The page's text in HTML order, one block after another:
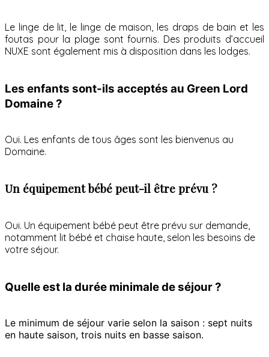
Le linge de lit, le linge de maison, les draps de bain et les
foutas pour la plage sont fournis. Des produits d’accueil
NUXE sont également mis à disposition dans les lodges.
Les enfants sont-ils acceptés au Green Lord
Domaine ?
Oui. Les enfants de tous âges sont les bienvenus au
Domaine.
Un équipement bébé peut-il être prévu ?
Oui. Un équipement bébé peut être prévu sur demande,
notamment lit bébé et chaise haute, selon les besoins de
votre séjour.
Quelle est la durée minimale de séjour ?
Le minimum de séjour varie selon la saison : sept nuits
en haute saison, trois nuits en basse saison.